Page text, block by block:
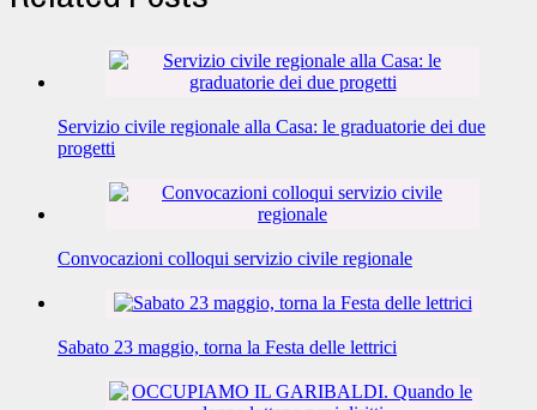
Servizio civile regionale alla Casa: le graduatorie dei due
progetti
Convocazioni colloqui servizio civile regionale
Sabato 23 maggio, torna la Festa delle lettrici